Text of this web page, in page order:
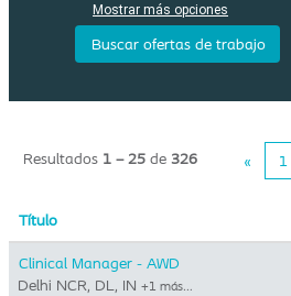
Mostrar más opciones
Resultados 1 – 25 de 326 « 1
Título
Clinical Manager - AWD
Delhi NCR, DL, IN +1 más…